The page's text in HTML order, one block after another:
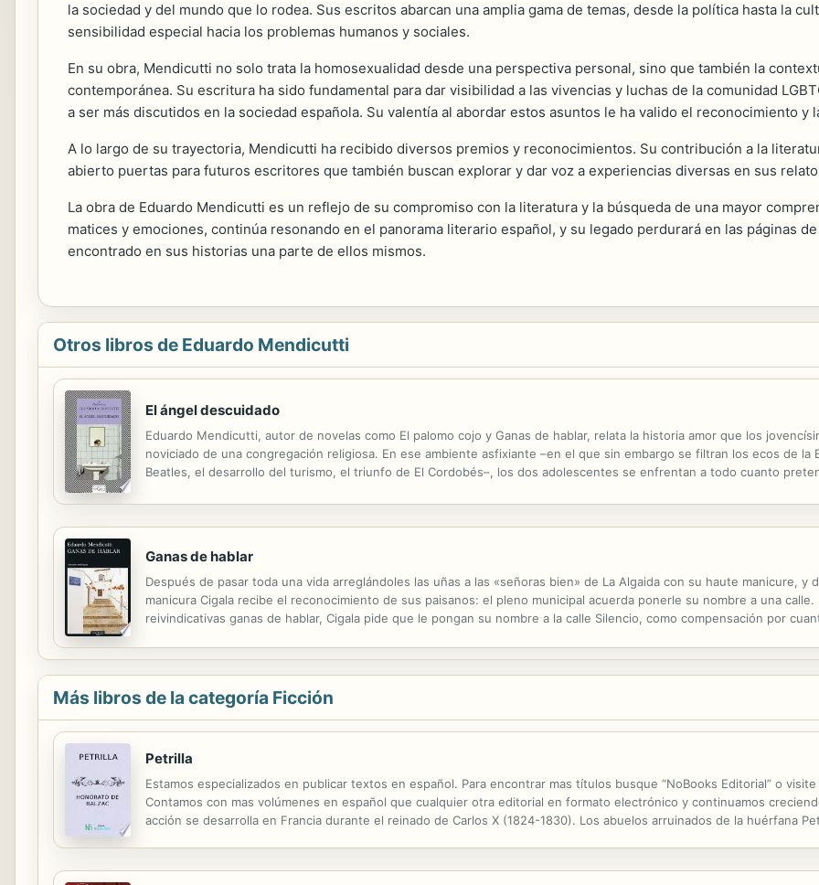
la sociedad y del mundo que lo rodea. Sus escritos abarcan una amplia gama de temas, desde la política hasta la
sensibilidad especial hacia los problemas humanos y sociales.
En su obra, Mendicutti no solo trata la homosexualidad desde una perspectiva personal, sino que también la
contemporánea. Su escritura ha sido fundamental para dar visibilidad a las vivencias y luchas de la comunidad
a ser más discutidos en la sociedad española. Su valentía al abordar estos asuntos le ha valido el reconocimiento
A lo largo de su trayectoria, Mendicutti ha recibido diversos premios y reconocimientos. Su contribución a la
abierto puertas para futuros escritores que también buscan explorar y dar voz a experiencias diversas en sus
La obra de Eduardo Mendicutti es un reflejo de su compromiso con la literatura y la búsqueda de una mayor
matices y emociones, continúa resonando en el panorama literario español, y su legado perdurará en las páginas
encontrado en sus historias una parte de ellos mismos.
Otros libros de Eduardo Mendicutti
El ángel descuidado
Eduardo Mendicutti, autor de novelas como El palomo cojo y Ganas de hablar, relata la historia amor que los
noviciado de una congregación religiosa. En ese ambiente asfixiante –en el que sin embargo se filtran los ecos de la
Beatles, el desarrollo del turismo, el triunfo de El Cordobés–, los dos adolescentes se enfrentan a todo cuanto
Ganas de hablar
Después de pasar toda una vida arreglándoles las uñas a las «señoras bien» de La Algaida con su haute manicure, y
manicura Cigala recibe el reconocimiento de sus paisanos: el pleno municipal acuerda ponerle su nombre a una
reivindicativas ganas de hablar, Cigala pide que le pongan su nombre a la calle Silencio, como compensación por
Más libros de la categoría Ficción
Petrilla
Estamos especializados en publicar textos en español. Para encontrar mas títulos busque “NoBooks Editorial” o
Contamos con mas volúmenes en español que cualquier otra editorial en formato electrónico y continuamos
acción se desarrolla en Francia durante el reinado de Carlos X (1824-1830). Los abuelos arruinados de la huérfana